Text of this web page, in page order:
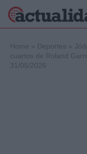
Home » Deportes »
cuartos de Roland
31/05/2026